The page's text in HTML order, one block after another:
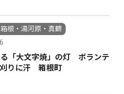
根・湯河原・真鶴
「大文字焼」の灯 ボランテ
刈りに汗 箱根町